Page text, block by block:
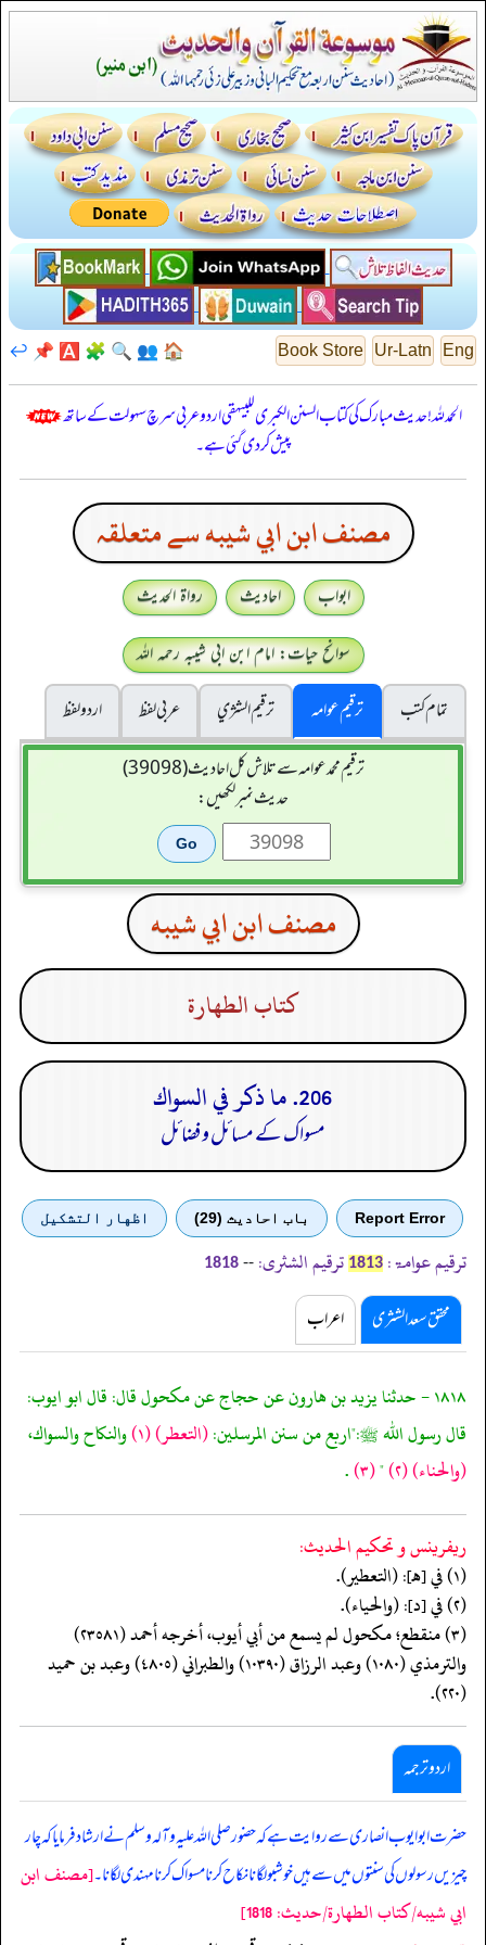
Eng
Ur-Latn
Book Store
🏠
👥
🔍
🧩
🅰️
📌
↩️
الحمدللہ! حدیث مبارک کی کتاب السنن الكبرى للبيهقي اردو عربی سرچ سہولت کے ساتھ
پیش کر دی گئی ہے۔
مصنف ابن ابي شيبه سے متعلقہ
ابواب احادیث
رواۃ الحدیث
سوانح حیات: امام ابن ابی شیبہ رحمہ اللہ
تمام کتب
ترقیم عوامہ ترقيم الشژي عربی لفظ
اردو لفظ
ترقیم محمدعوامہ سے تلاش کل احادیث (39098)
حدیث نمبر لکھیں:
مصنف ابن ابي شيبه
كتاب الطهارة
206. ما ذكر في السواك
مسواک کے مسائل و فضائل
Report Error باب احادیث (29) اظهار التشكيل
ترقیم عوامۃ: 1813 ترقیم الشثری: --
1818
محقق سعد الشثری اعراب
١٨١٨ - حدثنا يزيد بن هارون عن حجاج عن مكحول قال: قال ابو ايوب:
قال رسول الله ﷺ:"اربع من سنن المرسلين:(التعطر)(١) والنكاح والسواك،
(والحناء)(٢) "(٣) .
ريفرينس و تحكيم الحدیث:
(١) في [هـ]: (التعطير).
(٢) في [د]: (والحياء).
(٣) منقطع؛ مكحول لم يسمع من أبي أيوب، أخرجه أحمد (٢٣٥٨١)
والترمذي (١٠٨٠) وعبد الرزاق (١٠٣٩٠) والطبراني (٤٨٠٥) وعبد بن حميد
(٢٢٠).
اردو ترجمہ
حضرت ابو ایوب انصاری سے روایت ہے کہ حضور صلی اللہ علیہ وآلہ وسلم نے ارشاد فرمایا کہ چار
چیزیں رسولوں کی سنتوں میں سے ہیں خوشبو لگانا نکاح کرنا مسواک کرنا مہندی لگانا۔[مصنف ابن
ابي شيبه/كتاب الطهارة/حدیث: 1818]